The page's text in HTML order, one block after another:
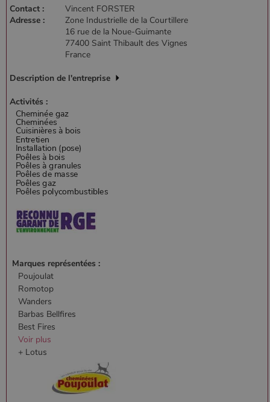
Contact :
Vincent FORSTER
Adresse :
Zone Industrielle de la Courtillere
16 rue de la Noue-Guimante
77400 Saint Thibault des Vignes
France
Description de l'entreprise
Activités :
Marques représentées :
Poujoulat
Romotop
Wanders
Barbas Bellfires
Best Fires
Voir plus
+ Lotus